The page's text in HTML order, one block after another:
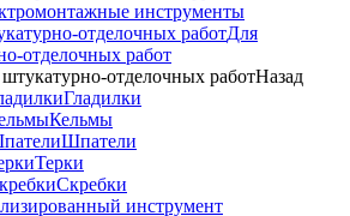
инструменты
Для
отделочных работ
отделочных работНазад
Гладилки
Кельмы
Шпатели
Терки
Скребки